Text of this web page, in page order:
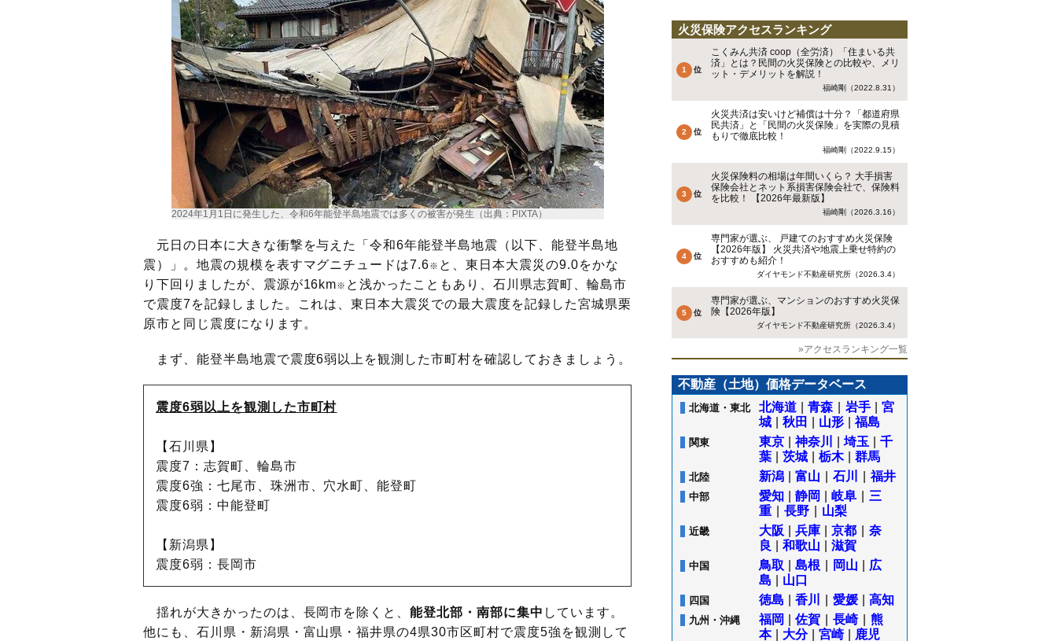
2024年1月1日に発生した、令和6年能登半島地震では多くの被害が発生（出典：PIXTA）
元日の日本に大きな衝撃を与えた「令和6年能登半島地震（以下、能登半島地
震）」。地震の規模を表すマグニチュードは7.6※ と、東日本大震災の9.0をかな
り下回りましたが、震源が16km※ と浅かったこともあり、石川県志賀町、輪島市
で震度7を記録しました。これは、東日本大震災での最大震度を記録した宮城県栗
原市と同じ震度になります。
まず、能登半島地震で震度6弱以上を観測した市町村を確認しておきましょう。
震度6弱以上を観測した市町村
【石川県】
震度7：志賀町、輪島市
震度6強：七尾市、珠洲市、穴水町、能登町
震度6弱：中能登町
【新潟県】
震度6弱：長岡市
揺れが大きかったのは、長岡市を除くと、能登北部・南部に集中 しています。
他にも、石川県・新潟県・富山県・福井県の4県30市区町村で震度5強を観測して
火災保険アクセスランキング
こくみん共済 coop（全労済）「住まいる共
済」とは？民間の火災保険との比較や、メリ
ット・デメリットを解説！
福崎剛（2022.8.31）
火災共済は安いけど補償は十分？「都道府県
民共済」と「民間の火災保険」を実際の見積
もりで徹底比較！
福崎剛（2022.9.15）
火災保険料の相場は年間いくら？ 大手損害
保険会社とネット系損害保険会社で、保険料
を比較！ 【2026年最新版】
福崎剛（2026.3.16）
専門家が選ぶ、 戸建てのおすすめ火災保険
【2026年版】 火災共済や地震上乗せ特約の
おすすめも紹介！
ダイヤモンド不動産研究所（2026.3.4）
専門家が選ぶ、マンションのおすすめ火災保
険【2026年版】
ダイヤモンド不動産研究所（2026.3.4）
»アクセスランキング一覧
不動産（土地）価格データベース
北海道・東北 北海道 青森 岩手
宮
城
秋田 山形 福島
関東 東京 神奈川 埼玉
千
葉
茨城 栃木 群馬
北陸 新潟 富山 石川 福井
中部 愛知 静岡 岐阜
三
重
長野 山梨
近畿 大阪 兵庫 京都
奈
良
和歌山 滋賀
中国 鳥取 島根 岡山
広
島
山口
四国 徳島 香川 愛媛 高知
九州・沖縄 福岡 佐賀 長崎
熊
本
大分 宮崎
鹿児